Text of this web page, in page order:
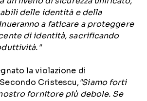
delle identità e della
a faticare a proteggere
di identità, sacrificando
la violazione di
Cristescu, "Siamo forti
fornitore più debole. Se